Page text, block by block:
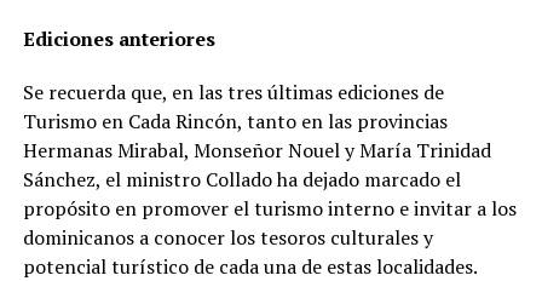
Ediciones anteriores
Se recuerda que, en las tres últimas ediciones de
Turismo en Cada Rincón, tanto en las provincias
Hermanas Mirabal, Monseñor Nouel y María Trinidad
Sánchez, el ministro Collado ha dejado marcado el
propósito en promover el turismo interno e invitar a los
dominicanos a conocer los tesoros culturales y
potencial turístico de cada una de estas localidades.